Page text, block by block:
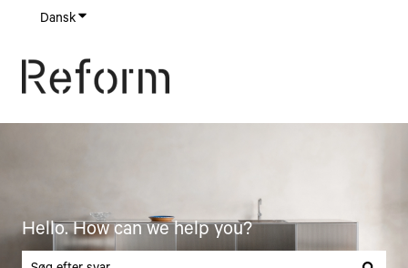
DanskVis undermenu for oversættelser
Hello. How can we help you?